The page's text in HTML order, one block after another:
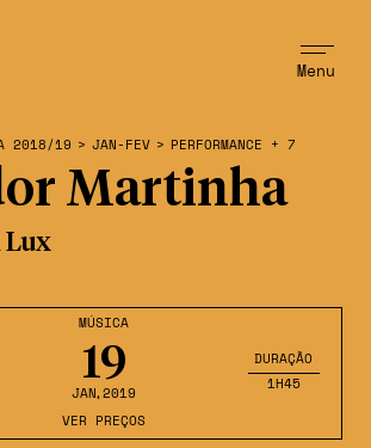
Menu
MÚSICA
19
JAN,2019
DURAÇÃO
1H45
VER PREÇOS
2018/19 > JAN-FEV > PERFORMANCE + 7
Martinha
Lux